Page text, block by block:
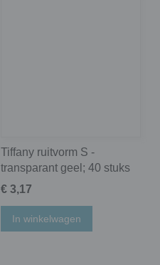
Tiffany ruitvorm S -
transparant geel; 40 stuks
€ 3,17
In winkelwagen